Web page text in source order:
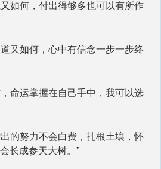
如何，付出得够多也可以有所作
又如何，心中有信念一步一步终
命运掌握在自己手中，我可以选
的努力不会白费，扎根土壤，怀
长成参天大树。”